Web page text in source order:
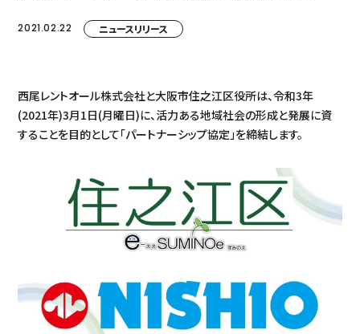
2021.02.22 ニュースリリース
西尾レントオール株式会社と大阪市住之江区役所は、令和3年
(2021年)3月1日(月曜日)に、活力ある地域社会の形成と発展に資
することを目的として「パートナーシップ協定」を締結します。